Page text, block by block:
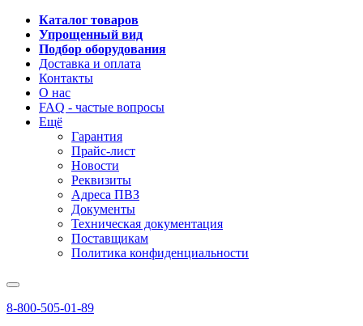
Каталог товаров
Упрощенный вид
Подбор оборудования
Доставка и оплата
Контакты
О нас
FAQ - частые вопросы
Ещё
Гарантия
Прайс-лист
Новости
Реквизиты
Адреса ПВЗ
Документы
Техническая документация
Поставщикам
Политика конфиденциальности
8-800-505-01-89